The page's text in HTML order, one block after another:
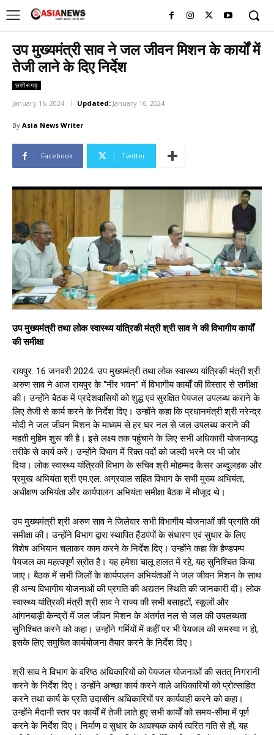
उप मुख्यमंत्री साव ने जल जीवन मिशन के कार्यों में
तेजी लाने के दिए निर्देश
छत्तीसगढ़
January 16, 2024 Updated: January 16, 2024
By Asia News Writer
Facebook Twitter
उप मुख्यमंत्री तथा लोक स्वास्थ्य यांत्रिकी मंत्री श्री साव ने की विभागीय कार्यों
की समीक्षा
रायपुर. 16 जनवरी 2024. उप मुख्यमंत्री तथा लोक स्वास्थ्य यांत्रिकी मंत्री श्री
अरुण साव ने आज रायपुर के ‘‘नीर भवन’’ में विभागीय कार्यों की विस्तार से समीक्षा
की। उन्होंने बैठक में प्रदेशवासियों को शुद्ध एवं सुरक्षित पेयजल उपलब्ध कराने के
लिए तेजी से कार्य करने के निर्देश दिए। उन्होंने कहा कि प्रधानमंत्री श्री नरेन्द्र
मोदी ने जल जीवन मिशन के माध्यम से हर घर नल से जल उपलब्ध कराने की
महती मुहिम शुरू की है। इसे लक्ष्य तक पहुंचाने के लिए सभी अधिकारी योजनाबद्ध
तरीके से कार्य करें। उन्होंने विभाग में रिक्त पदों को जल्दी भरने पर भी जोर
दिया। लोक स्वास्थ्य यांत्रिकी विभाग के सचिव श्री मोहम्मद कैसर अब्दुलहक और
प्रमुख अभियंता श्री एम.एल. अग्रवाल सहित विभाग के सभी मुख्य अभियंता,
अधीक्षण अभियंता और कार्यपालन अभियंता समीक्षा बैठक में मौजूद थे।
उप मुख्यमंत्री श्री अरुण साव ने जिलेवार सभी विभागीय योजनाओं की प्रगति की
समीक्षा की। उन्होंने विभाग द्वारा स्थापित हैंडपंपों के संधारण एवं सुधार के लिए
विशेष अभियान चलाकर काम करने के निर्देश दिए। उन्होंने कहा कि हैण्डपम्प
पेयजल का महत्वपूर्ण स्रोत है। यह हमेशा चालू हालत में रहे, यह सुनिश्चित किया
जाए। बैठक में सभी जिलों के कार्यपालन अभियंताओं ने जल जीवन मिशन के साथ
ही अन्य विभागीय योजनाओं की प्रगति की अद्यतन स्थिति की जानकारी दी। लोक
स्वास्थ्य यांत्रिकी मंत्री श्री साव ने राज्य की सभी बसाहटों, स्कूलों और
आंगनबाड़ी केन्द्रों में जल जीवन मिशन के अंतर्गत नल से जल की उपलब्धता
सुनिश्चित करने को कहा। उन्होंने गर्मियों में कहीं पर भी पेयजल की समस्या न हो,
इसके लिए समुचित कार्ययोजना तैयार करने के निर्देश दिए।
श्री साव ने विभाग के वरिष्ठ अधिकारियों को पेयजल योजनाओं की सतत् निगरानी
करने के निर्देश दिए। उन्होंने अच्छा कार्य करने वाले अधिकारियों को प्रोत्साहित
करने तथा कार्य के प्रति उदासीन अधिकारियों पर कार्यवाही करने को कहा।
उन्होंने मैदानी स्तर पर कार्यों में तेजी लाते हुए सभी कार्यों को समय-सीमा में पूर्ण
करने के निर्देश दिए। निर्माण व सुधार के आवश्यक कार्य त्वरित गति से हों, यह